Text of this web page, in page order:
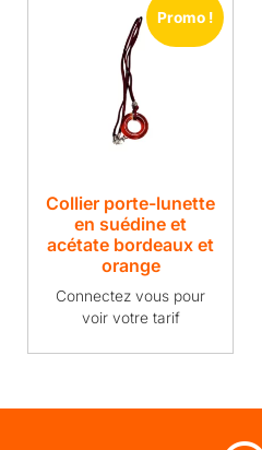
Promo !
Collier porte-lunette
en suédine et
acétate bordeaux et
orange
Connectez vous pour
voir votre tarif